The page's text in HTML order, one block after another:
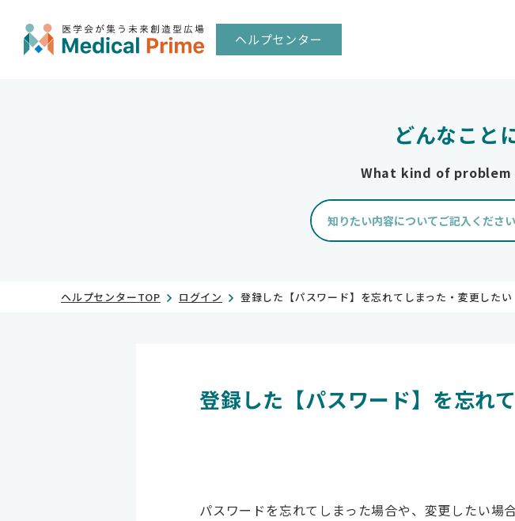
ヘルプセンター
どんなこと
What kind of problem
ヘルプセンターTOP ログイン 登録した【パスワード】を忘れてしまった・変更したい
登録した【パスワード】を忘れ
パスワードを忘れてしまった場合や、変更したい場